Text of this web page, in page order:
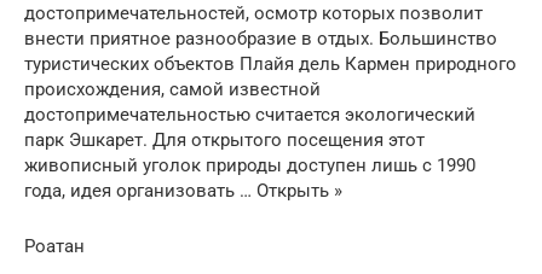
достопримечательностей, осмотр которых позволит
внести приятное разнообразие в отдых. Большинство
туристических объектов Плайя дель Кармен природного
происхождения, самой известной
достопримечательностью считается экологический
парк Эшкарет. Для открытого посещения этот
живописный уголок природы доступен лишь с 1990
года, идея организовать … Открыть »
Роатан